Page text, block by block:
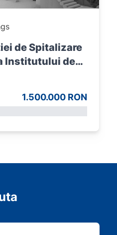
de Spitalizare
Institutului de
Marius Nasta
1.500.000 RON